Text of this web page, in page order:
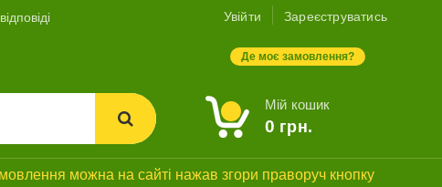
Увійти Зареєструватись
Де моє замовлення?
Мій кошик
0 грн.
можна на сайті нажав згори праворуч кнопку